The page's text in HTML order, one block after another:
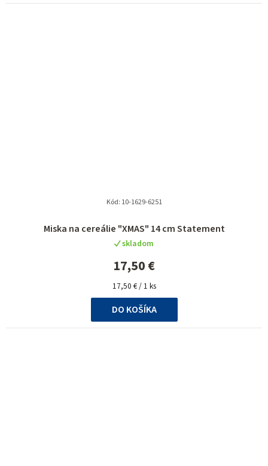
Miska na cereálie "XMAS" 14 cm Statement
skladom
17,50 €
Jednotková
cena:
17,50 € / 1 ks
DO KOŠÍKA
Kód: 10-1629-6251